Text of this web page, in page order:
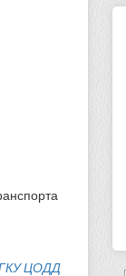
ЦОДД